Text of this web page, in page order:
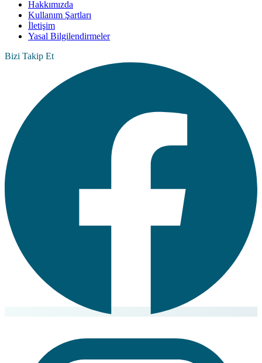
Hakkımızda
Kullanım Şartları
İletişim
Yasal Bilgilendirmeler
Bizi Takip Et